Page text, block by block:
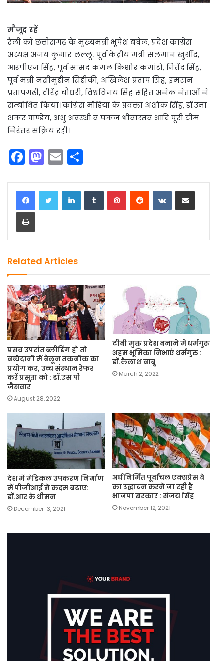
मौजूद रहें
रैली को छत्तीसगढ़ के मुख्यमंत्री भूपेश बघेल, प्रदेश कांग्रेस
अध्यक्ष अजय कुमार लल्लू, पूर्व केंद्रीय मंत्री सलमान खुर्शीद,
आरपीएन सिंह, पूर्व सांसद कमल किशोर कमांडो, जितेंद्र सिंह,
पूर्व मंत्री नसीमुद्दीन सिद्दीकी, अखिलेश प्रताप सिंह, इमरान
प्रतापगढ़ी, वीरेंद्र चौधरी, विश्वविजय सिंह सहित अनेक नेताओं ने
सम्बोधित किया। कांग्रेस मीडिया के प्रवक्ता अशोक सिंह, डॉ.उमा
शंकर पाण्डेय, अंशु अवस्थी व पंकज श्रीवास्तव आदि पूरी टीम
निरंतर सक्रिय रही।
F
c
e
b
o
k
M
st
o
o
E
ai ar
e
LinkedInTumblrPinterestReddit VKontakteShare via Email
Print
Related Articles
प्रसव उपरांत ब्लीडिंग हो तो
बच्चेदानी में बैलून तकनीक का
प्रयोग कर, उच्च संस्थान रेफर
करें प्रसूता को : डॉ.एस पी
जैसवार
August 28, 2022
टीबी मुक्त प्रदेश बनाने में धर्मगुरु
अहम भूमिका निभाएं धर्मगुरु :
डॉ.कैलाश बाबू
March 2, 2022
देश में मेडिकल उपकरण निर्माण
में पीजीआई ने कदम बढ़ाए:
डॉ.आर के धीमन
December 13, 2021
अर्ध निर्मित पूर्वांचल एक्सप्रेस वे
का उद्घाटन करने जा रही है
भाजपा सरकार : संजय सिंह
November 12, 2021